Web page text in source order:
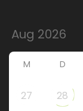
M D
27 28